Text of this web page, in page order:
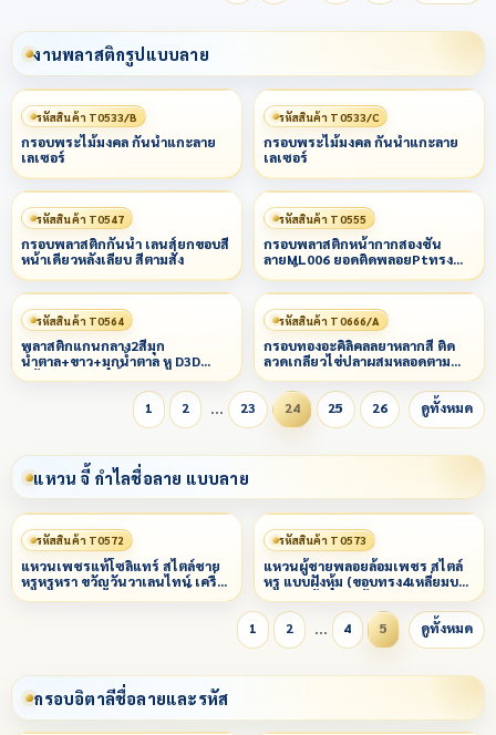
งานพลาสติกรูปแบบลาย
รหัสสินค้า T0533/B
กรอบพระไม้มงคล กันน้ำแกะลาย
เลเซอร์
รหัสสินค้า T0533/C
กรอบพระไม้มงคล กันน้ำแกะลาย
เลเซอร์
รหัสสินค้า T0547
​กรอบพลาสติกกันน้ำ เลนส์ยกขอบสี
หน้าเดียวหลังเลียบ สีตามสั่ง
รหัสสินค้า T0555
กรอบพลาสติกหน้ากากสองชั้น
ลายML006 ยอดติดพลอยPtทรง
ยอดน้ำ หู สีG1G2G3G4ตามระบุหรือ
แนบแบบ
รหัสสินค้า T0564
พลาสติกแกนกลาง2สีมุก
น้ำตาล+ขาว+มุกน้ำตาล หู D3D
หน้ากาก G1 มุกน้ำตาล+สีธงชาติ
รหัสสินค้า T0666/A
กรอบทองอะคิลิคลลยาหลากสี ติด
ลวดเกลียวไข่ปลาผสมหลอดตาม
แบบ
1
2 … 23 24 25 26 ดูทั้งหมด
แหวน จี้ กำไลชื่อลาย แบบลาย
รหัสสินค้า T0572
แหวนเพชรแท้โซลิแทร์ สไตล์ชาย
หรูหรูหรา ขวัญวันวาเลนไทน์ เครื่อง
ประดับ แหวนแต่งงาน งานเลี้ยง
รหัสสินค้า T0573
แหวนผู้ชายพลอยล้อมเพชร สไตล์
หรู แบบฝังหุ้ม (ขอบทรง4เหลี่ยมบน
ล่างมล) ข้างลายเส้นขัดมัน
1
2 … 4 5 ดูทั้งหมด
กรอบอิตาลีชื่อลายและรหัส